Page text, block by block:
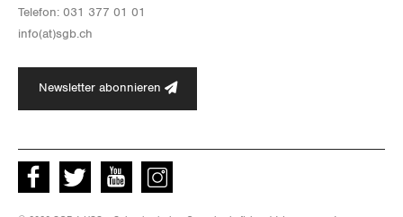
Te­le­fon: 031 377 01 01
info(at)​sgb.​ch
Newsletter abonnieren
Facebook Twitter Youtube instagram